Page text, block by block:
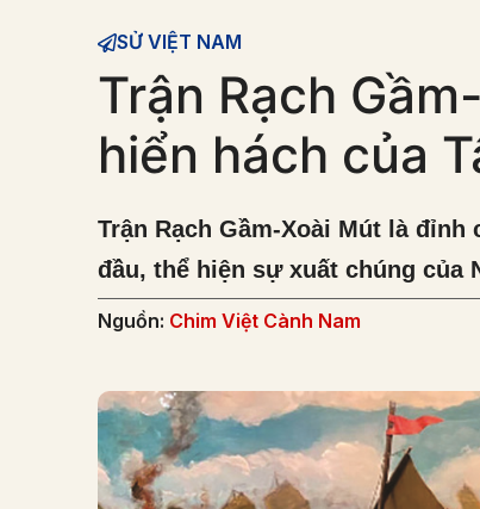
SỬ VIỆT NAM
Trận Rạch
hiển hách của
Trận Rạch Gầm-Xoài Mút là
đầu, thể hiện sự xuất chúng của
Nguồn: Chim Việt Cành Nam